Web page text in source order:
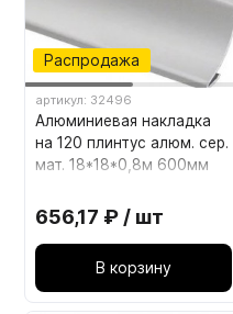
Распродажа
артикул: 32496
Алюминиевая накладка
на 120 плинтус алюм. сер.
мат. 18*18*0,8м 600мм
656,17 ₽ / шт
В корзину